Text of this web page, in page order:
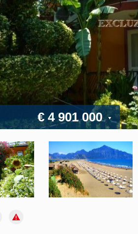
€ 4 901 000